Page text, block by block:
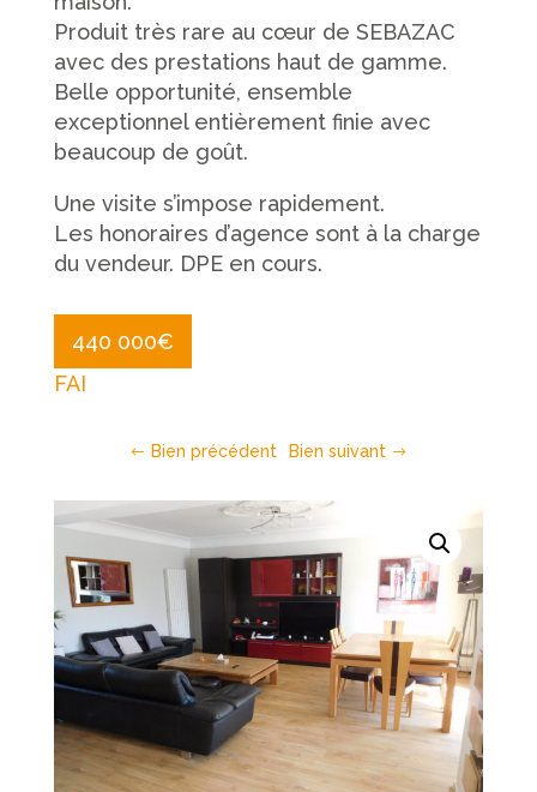
Produit très rare au cœur de SEBAZAC
avec des prestations haut de gamme.
Belle opportunité, ensemble
exceptionnel entièrement finie avec
beaucoup de goût.
Une visite s’impose rapidement.
Les honoraires d’agence sont à la charge
du vendeur. DPE en cours.
440 000€
FAI
Bien précédent Bien suivant